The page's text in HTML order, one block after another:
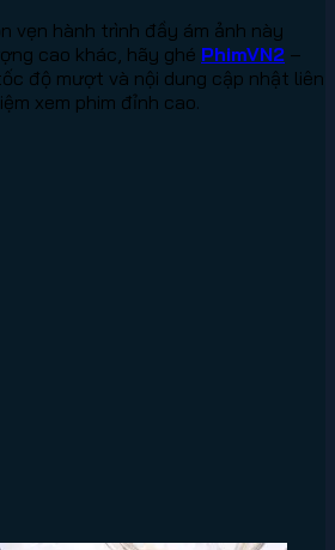
vẹn hành trình đầy ám ảnh này
cao khác, hãy ghé PhimVN2 –
độ mượt và nội dung cập nhật liên
xem phim đỉnh cao.